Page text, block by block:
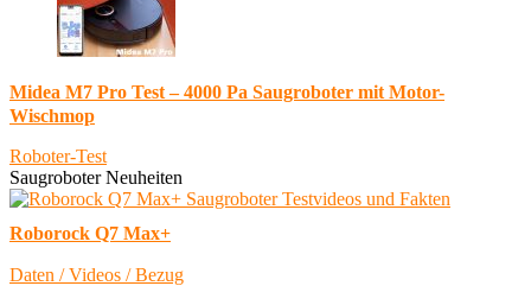
Midea M7 Pro Test – 4000 Pa Saugroboter mit Motor-
Wischmop
Roboter-Test
Saugroboter Neuheiten
Roborock Q7 Max+
Daten / Videos / Bezug